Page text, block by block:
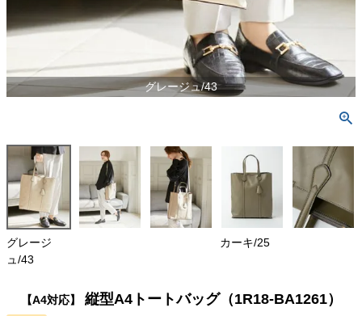
グレージュ/43
グレージ
ュ/43
カーキ/25
【A4対応】 縦型A4トートバッグ（1R18-BA1261）